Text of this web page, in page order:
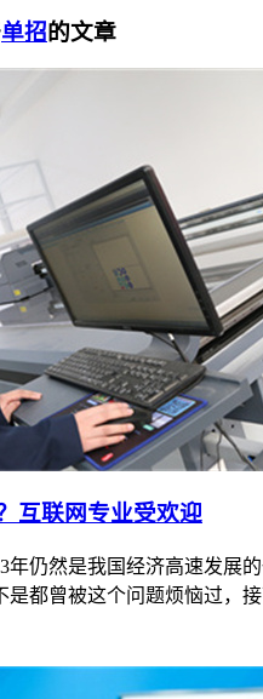
单招的文章
互联网专业受欢迎
年仍然是我国经济高速发展
都曾被这个问题烦恼过，